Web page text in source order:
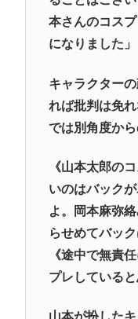
本さんのコス
になりました」
キャラクター
れば批判は免
では別角度から
《山本太郎の
いのはバック
よ。岡本麻弥
らせめてバッ
《途中で無責
プレしている